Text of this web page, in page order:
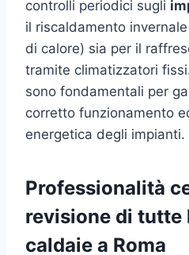
controlli periodici sugli
il riscaldamento
di calore) sia per il
tramite climatizzatori
sono fondamentali per
corretto funzionamento
energetica degli impianti.
Professionalità
revisione di tutte
caldaie a Roma